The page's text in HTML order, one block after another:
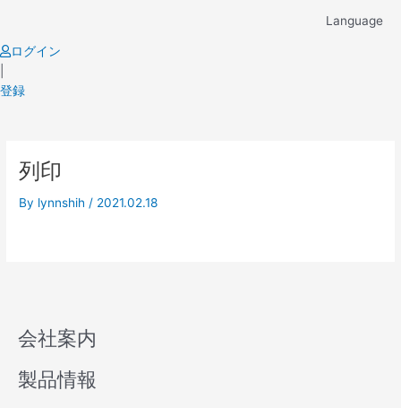
content
Language
ログイン
登録
列印
By lynnshih / 2021.02.18
会社案内
製品情報